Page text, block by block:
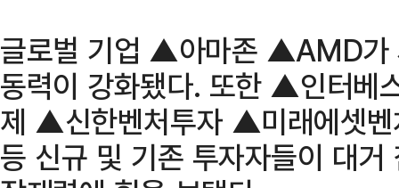
글로벌 기업 ▲아마존 ▲AMD가
동력이 강화됐다. 또한 ▲인터
제 ▲신한벤처투자 ▲미래에셋
등 신규 및 기존 투자자들이 대